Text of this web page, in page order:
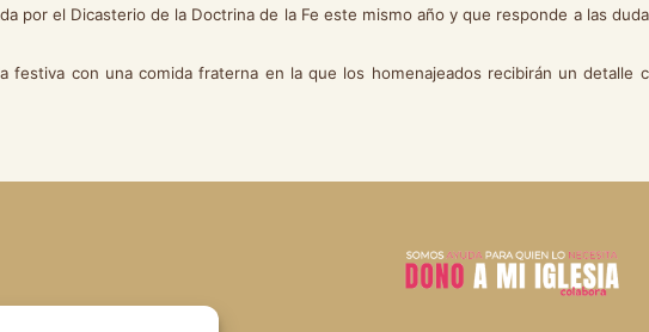
por el Dicasterio de la Doctrina de la Fe este mismo año y que responde a las
con una comida fraterna en la que los homenajeados recibirán un detalle